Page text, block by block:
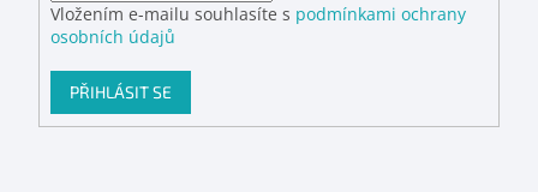
Vložením e-mailu souhlasíte s podmínkami ochrany
osobních údajů
PŘIHLÁSIT SE